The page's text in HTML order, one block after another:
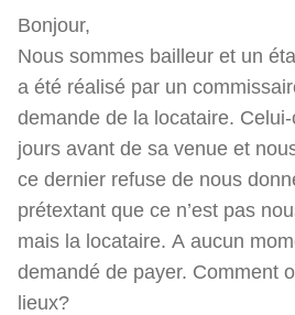
Bonjour,
Nous sommes bailleur et un
a été réalisé par un
demande de la locataire.
jours avant de sa venue et
ce dernier refuse de nous
prétextant que ce n’est pas
mais la locataire. A aucun
demandé de payer. Comment
lieux?